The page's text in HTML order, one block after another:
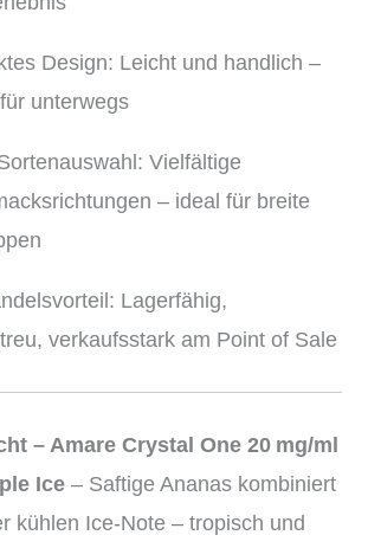
Design: Leicht und handlich –
unterwegs
Vielfältige
– ideal für breite
Lagerfähig,
verkaufsstark am Point of Sale
– Amare Crystal One 20 mg/ml
Ice – Saftige Ananas kombiniert
kühlen Ice-Note – tropisch und